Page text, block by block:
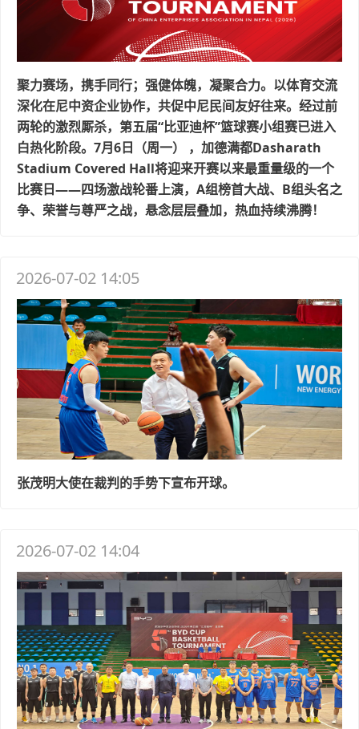
聚力赛场，携手同行；强健体魄，凝聚合力。以体育交流
深化在尼中资企业协作，共促中尼民间友好往来。经过前
两轮的激烈厮杀，第五届“比亚迪杯”篮球赛小组赛已进入
白热化阶段。7月6日（周一） ，加德满都Dasharath
Stadium Covered Hall将迎来开赛以来最重量级的一个
比赛日——四场激战轮番上演，A组榜首大战、B组头名之
争、荣誉与尊严之战，悬念层层叠加，热血持续沸腾！
2026-07-02 14:05
张茂明大使在裁判的手势下宣布开球。
2026-07-02 14:04